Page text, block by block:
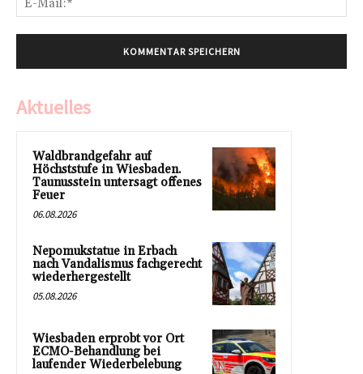
Aktuelles
Waldbrandgefahr auf
Höchststufe in Wiesbaden.
Taunusstein untersagt offenes
Feuer
06.08.2026
Nepomukstatue in Erbach
nach Vandalismus fachgerecht
wiederhergestellt
05.08.2026
Wiesbaden erprobt vor Ort
ECMO-Behandlung bei
laufender Wiederbelebung